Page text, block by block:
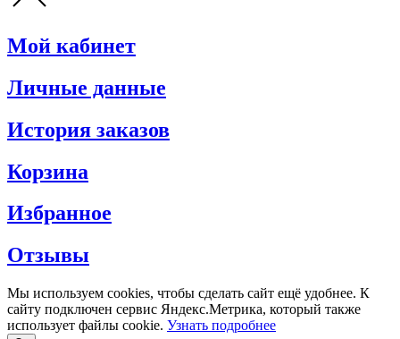
Мой кабинет
Личные данные
История заказов
Корзина
Избранное
Отзывы
Мы используем cookies, чтобы сделать сайт ещё удобнее. К
сайту подключен сервис Яндекс.Метрика, который также
использует файлы cookie. Узнать подробнее